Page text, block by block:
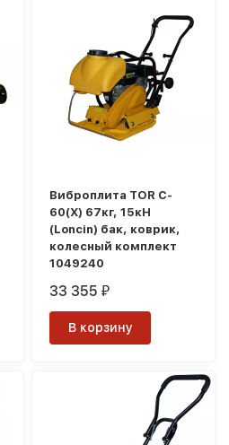
Виброплита TOR C-
60(X) 67кг, 15кН
(Loncin) бак, коврик,
колесный комплект
1049240
33 355₽
В корзину